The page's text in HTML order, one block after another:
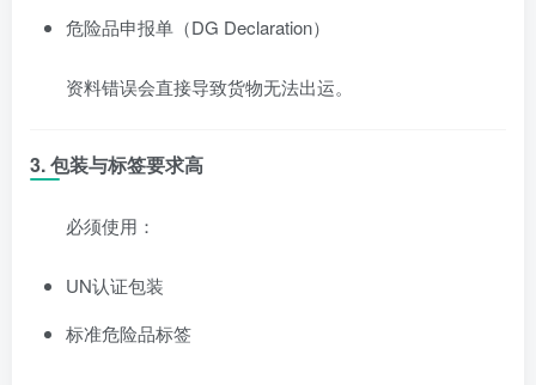
危险品申报单（DG Declaration）
资料错误会直接导致货物无法出运。
3. 包装与标签要求高
必须使用：
UN认证包装
标准危险品标签